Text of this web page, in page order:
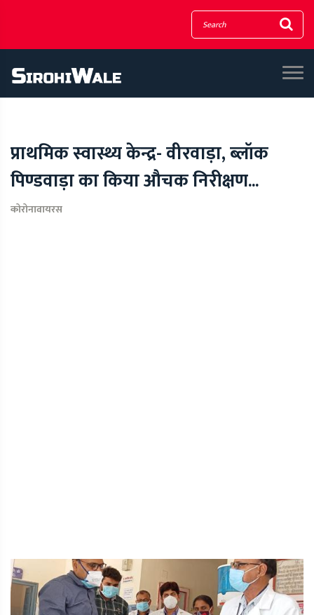
प्राथमिक स्वास्थ्य केन्द्र- वीरवाड़ा, ब्लॉक
पिण्डवाड़ा का किया औचक निरीक्षण...
कोरोनावायरस